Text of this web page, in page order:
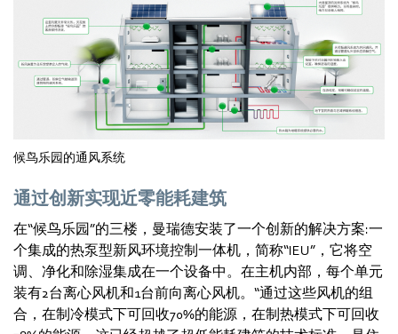
候鸟乐园的通风系统
通过创新实现近零能耗建筑
在“候鸟乐园”的三楼，曼瑞德安装了一个创新的解决方案:一
个集成的热泵型新风环境控制一体机，简称“IEU”，它将空
调、净化和除湿集成在一个设备中。在主机内部，每个单元
装有2台离心风机和1台前向离心风机。“通过这些风机的组
合，在制冷模式下可回收70%的能源，在制热模式下可回收